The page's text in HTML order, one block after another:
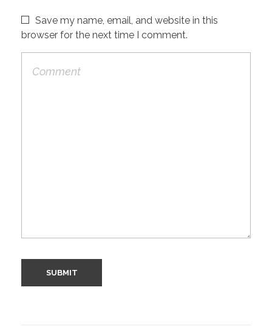
Save my name, email, and website in this
browser for the next time I comment.